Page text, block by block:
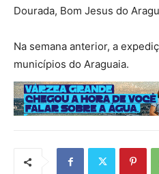
Dourada, Bom Jesus do
Na semana anterior, a
municípios do Araguaia.